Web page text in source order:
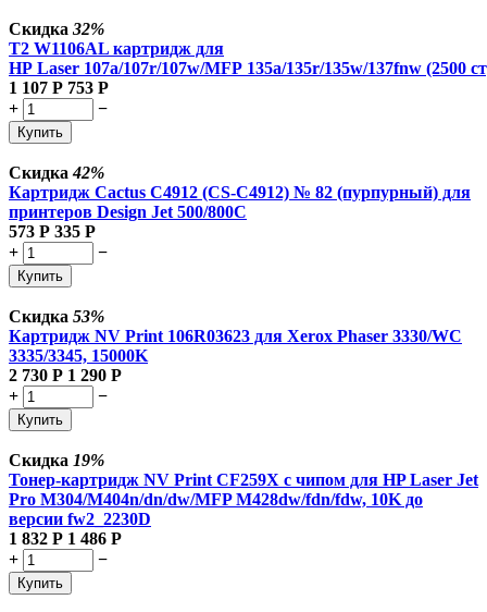
Скидка 32%
T2 W1106AL картридж для
HP Laser 107a/107r/107w/MFP 135a/135r/135w/137fnw (2500
1 107 Р 753 Р
+
−
Купить
Скидка42%
Картридж Cactus C4912 (CS-C4912) № 82 (пурпурный) для
принтеров Design Jet 500/800C
573 Р 335 Р
+
−
Купить
Скидка 53%
Картридж NV Print 106R03623 для Xerox Phaser 3330/WC
3335/3345, 15000K
2 730 Р 1 290 Р
+
−
Купить
Скидка 19%
Тонер-картридж NV Print CF259X с чипом для HP Laser Jet
Pro M304/M404n/dn/dw/MFP M428dw/fdn/fdw, 10K до
версии fw2_2230D
1 832 Р 1 486 Р
+
−
Купить